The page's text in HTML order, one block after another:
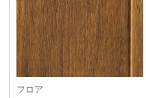
フロア